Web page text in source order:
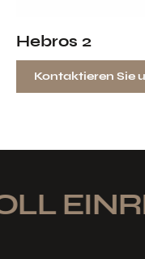
Hebros 2
Kontaktieren Sie